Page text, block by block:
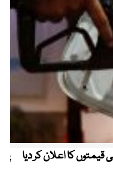
کا اعلان کر دیا